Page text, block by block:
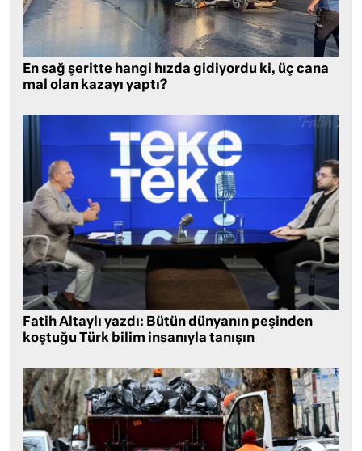
En sağ şeritte hangi hızda gidiyordu ki, üç cana
mal olan kazayı yaptı?
Fatih Altaylı yazdı: Bütün dünyanın peşinden
koştuğu Türk bilim insanıyla tanışın